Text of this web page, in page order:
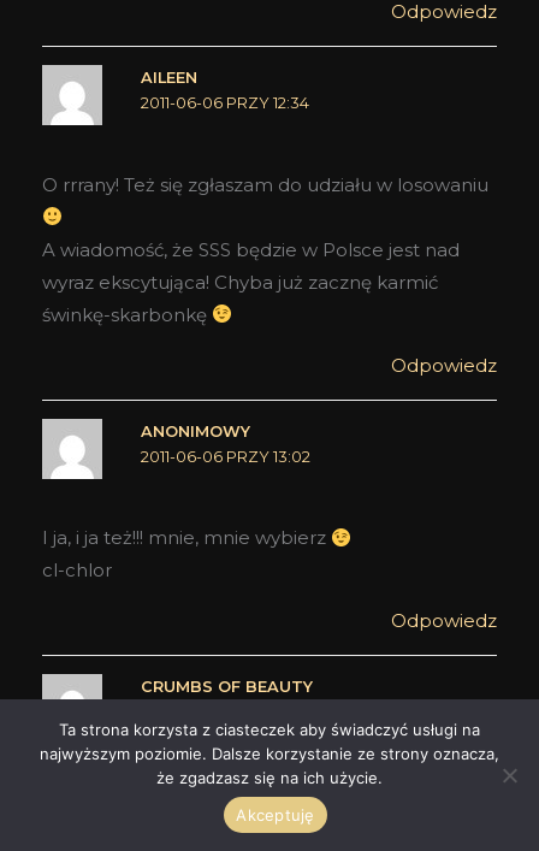
Odpowiedz
AILEEN
2011-06-06 PRZY 12:34
O rrrany! Też się zgłaszam do udziału w losowaniu
A wiadomość, że SSS będzie w Polsce jest nad
wyraz ekscytująca! Chyba już zacznę karmić
świnkę-skarbonkę
Odpowiedz
ANONIMOWY
2011-06-06 PRZY 13:02
I ja, i ja też!!! mnie, mnie wybierz
cl-chlor
Odpowiedz
CRUMBS OF BEAUTY
Obserwuję Cię jako SexiChic i bardzo chętnie się
przyłączę do zabawy:)
Ta strona korzysta z ciasteczek aby świadczyć usługi na
najwyższym poziomie. Dalsze korzystanie ze strony oznacza,
że zgadzasz się na ich użycie.
Akceptuję